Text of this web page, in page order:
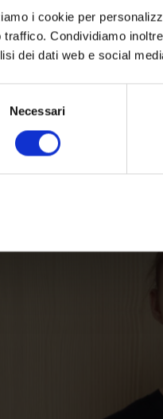
i cookie per
traffico. Condividiamo
dei dati web e social
Necessari